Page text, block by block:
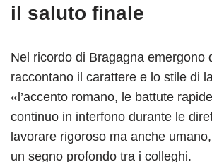
il saluto finale
Nel ricordo di Bragagna emergono
raccontano il carattere e lo stile di
«l’accento romano, le battute
continuo in interfono durante le
lavorare rigoroso ma anche
un segno profondo tra i colleghi.